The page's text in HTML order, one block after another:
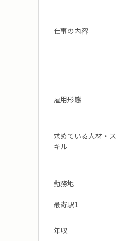
仕事の内容
雇用形態
求めている人材・ス
キル
勤務地
最寄駅1
年収